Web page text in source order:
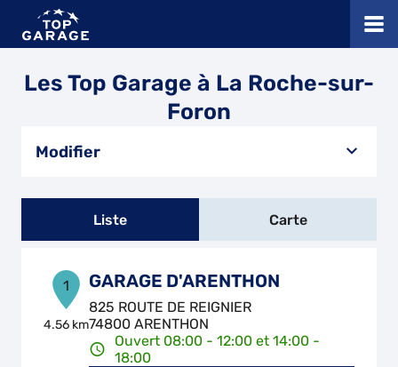
Les Top Garage à La Roche-sur-
Foron
Modifier
Liste Carte
1
4.56 km
GARAGE D'ARENTHON
825 ROUTE DE REIGNIER
74800 ARENTHON
Ouvert 08:00 - 12:00 et 14:00 -
18:00